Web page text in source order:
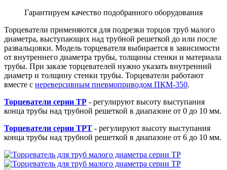
Гарантируем качество подобранного оборудования
Торцеватели применяются для подрезки торцов труб малого
диаметра, выступающих над трубной решеткой до или после
развальцовки. Модель торцевателя выбирается в зависимости
от внутреннего диаметра трубы, толщины стенки и материала
трубы. При заказе торцевателей нужно указать внутренний
диаметр и толщину стенки трубы. Торцеватели работают
вместе с нереверсивным пневмоприводом ПКМ-350.
Торцеватели серии ТР - регулируют высоту выступания
конца трубы над трубной решеткой в диапазоне от 0 до 10 мм.
Торцеватели серии ТРТ - регулируют высоту выступания
конца трубы над трубной решеткой в диапазоне от 6 до 10 мм.